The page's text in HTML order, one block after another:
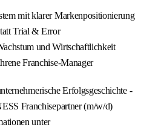
mit klarer Markenpositionierung
Trial & Error
und Wirtschaftlichkeit
Franchise-Manager
Erfolgsgeschichte -
Franchisepartner (m/w/d)
unter